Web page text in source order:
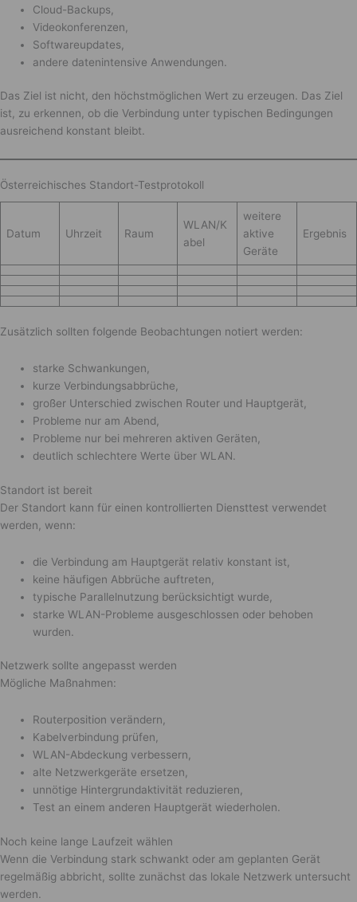
Cloud-Backups,
Videokonferenzen,
Softwareupdates,
andere datenintensive Anwendungen.
Das Ziel ist nicht, den höchstmöglichen Wert zu erzeugen. Das Ziel
ist, zu erkennen, ob die Verbindung unter typischen Bedingungen
ausreichend konstant bleibt.
Österreichisches Standort-Testprotokoll
Datum Uhrzeit Raum
WLAN/K
abel
weitere
aktive
Geräte
Ergebnis
Zusätzlich sollten folgende Beobachtungen notiert werden:
starke Schwankungen,
kurze Verbindungsabbrüche,
großer Unterschied zwischen Router und Hauptgerät,
Probleme nur am Abend,
Probleme nur bei mehreren aktiven Geräten,
deutlich schlechtere Werte über WLAN.
Standort ist bereit
Der Standort kann für einen kontrollierten Diensttest verwendet
werden, wenn:
die Verbindung am Hauptgerät relativ konstant ist,
keine häufigen Abbrüche auftreten,
typische Parallelnutzung berücksichtigt wurde,
starke WLAN-Probleme ausgeschlossen oder behoben
wurden.
Netzwerk sollte angepasst werden
Mögliche Maßnahmen:
Routerposition verändern,
Kabelverbindung prüfen,
WLAN-Abdeckung verbessern,
alte Netzwerkgeräte ersetzen,
unnötige Hintergrundaktivität reduzieren,
Test an einem anderen Hauptgerät wiederholen.
Noch keine lange Laufzeit wählen
Wenn die Verbindung stark schwankt oder am geplanten Gerät
regelmäßig abbricht, sollte zunächst das lokale Netzwerk untersucht
werden.